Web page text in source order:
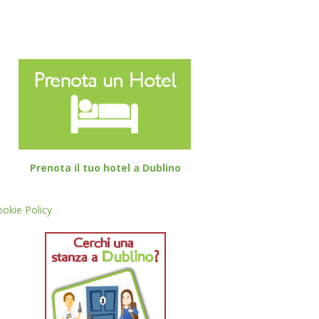
Prenota il tuo hotel a Dublino
Policy